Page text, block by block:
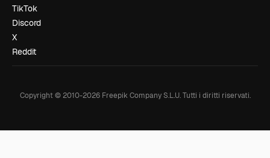
TikTok
Discord
X
Reddit
Copyright © 2010-2026Freepik Company S.L.U. Tutti i diritti riservati.